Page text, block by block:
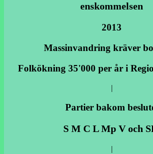
enskommelsen
2013
Massinvandring kräver
Folkökning 35'000 per år i
|
Partier bakom
S M C L Mp V och
|